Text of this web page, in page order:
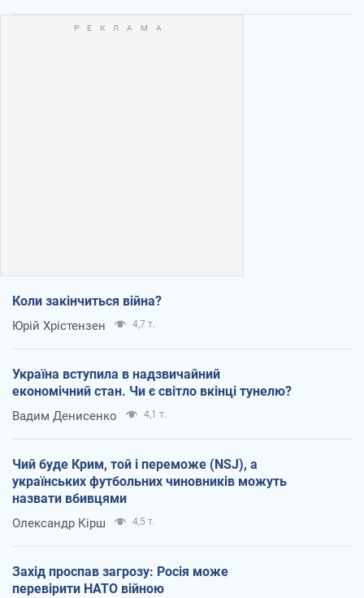
Коли закінчиться війна?
Юрій Хрістензен 4,7 т.
Україна вступила в надзвичайний
економічний стан. Чи є світло вкінці тунелю?
Вадим Денисенко 4,1 т.
Чий буде Крим, той і переможе (NSJ), а
українських футбольних чиновників можуть
назвати вбивцями
Олександр Кірш 4,5 т.
Захід проспав загрозу: Росія може
перевірити НАТО війною